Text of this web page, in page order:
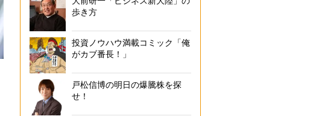
歩き方
投資ノウハウ満載コミック「俺
がカブ番長！」
戸松信博の明日の爆騰株を探
せ！